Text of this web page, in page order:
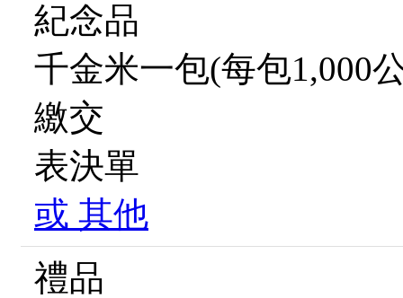
紀念品
千金米一包(每包1,000
繳交
表決單
或 其他
禮品